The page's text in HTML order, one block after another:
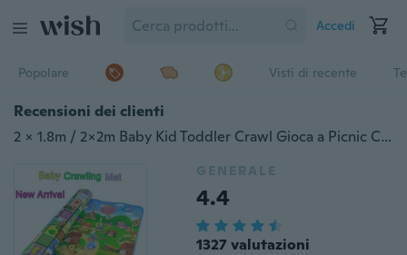
Accedi
Popolare Visti di recente
Recensioni dei clienti
2 x 1.8m / 2x2m Baby Kid Toddler Crawl Gioca a Picnic Carpet Letter Alphabet Farm Mat
GENERALE
4.4
1327 valutazioni